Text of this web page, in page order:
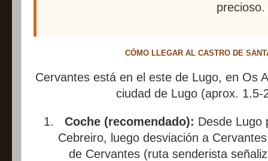
precioso.
CÓMO LLEGAR AL CASTRO DE
Cervantes está en el este de Lugo, en Os
ciudad de Lugo (aprox. 1.5-
Coche (recomendado): Desde Lugo
Cebreiro, luego desviación a
de Cervantes (ruta senderista